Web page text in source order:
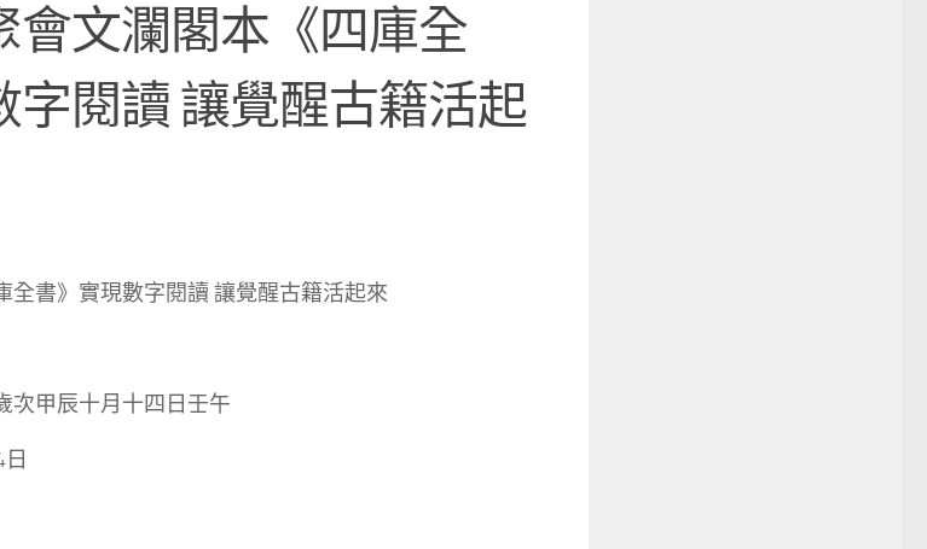
會文瀾閣本《四庫全
字閱讀 讓覺醒古籍活起
全書》實現數字閱讀 讓覺醒古籍活起來
次甲辰十月十四日壬午